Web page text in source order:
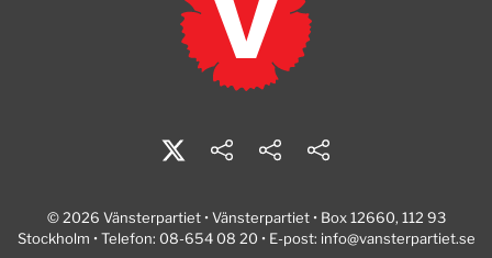
© 2026 Vänsterpartiet • Vänsterpartiet • Box 12660, 112 93
Stockholm • Telefon: 08-654 08 20 • E-post: info@vansterpartiet.se